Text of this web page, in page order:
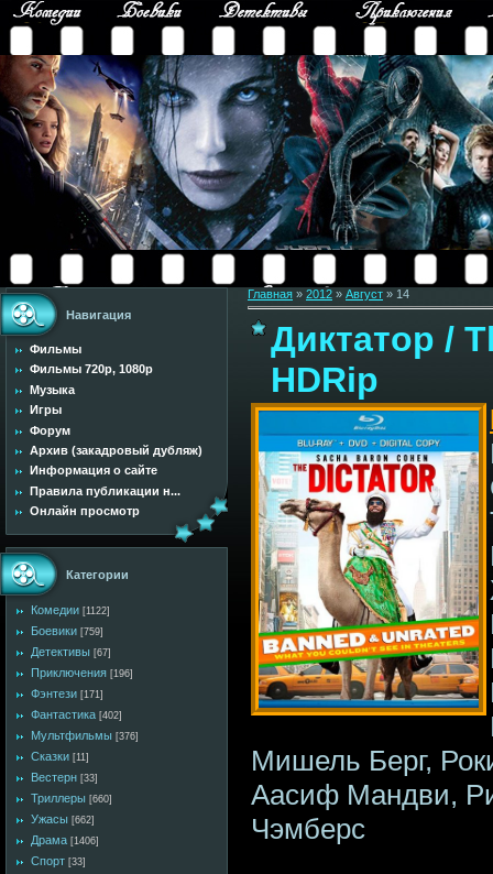
Навигация
Фильмы
Фильмы 720p, 1080p
Музыка
Игры
Форум
Архив (закадровый дубляж)
Информация о сайте
Правила публикации н...
Онлайн просмотр
Категории
Комедии [1122]
Боевики [759]
Детективы [67]
Приключения [196]
Фэнтези [171]
Фантастика [402]
Мультфильмы [376]
Сказки [11]
Вестерн [33]
Триллеры [660]
Ужасы [662]
Драма [1406]
Спорт [33]
Главная » 2012 » Август » 14
Диктатор /
HDRip
Мишель Берг,
Аасиф Мандви,
Чэмберс